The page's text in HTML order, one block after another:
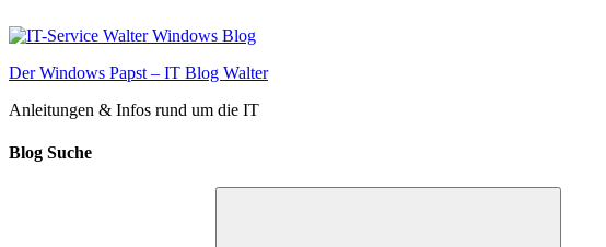
Inhalt
Der Windows Papst – IT Blog Walter
Anleitungen & Infos rund um die IT
Blog Suche